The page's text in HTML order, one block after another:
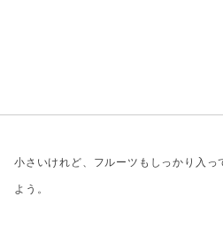
小さいけれど、フルーツもしっかり入
よう。